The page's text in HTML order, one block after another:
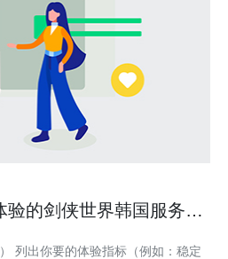
验的剑侠世界韩国服务器
定